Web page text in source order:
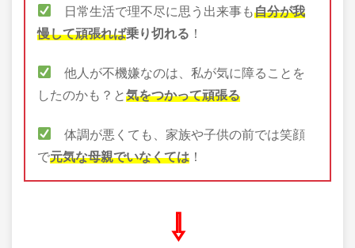
日常生活で理不尽に思う出来事も自分が我
慢して頑張れば乗り切れる ！
他人が不機嫌なのは、私が気に障ることを
したのかも ？と気をつかって頑張る
体調が悪くても、家族や子供の前では笑顔
で元気な母親でいなくては ！
⇩